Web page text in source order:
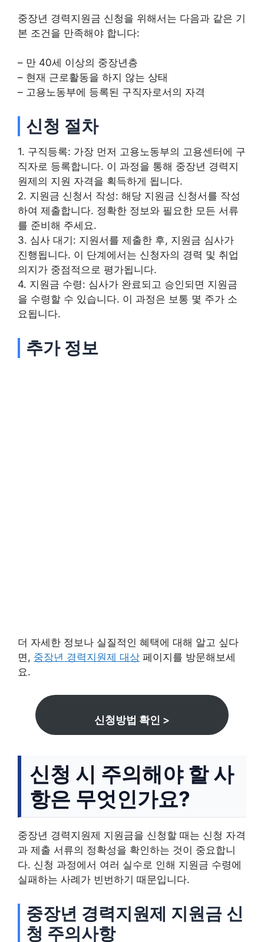
중장년 경력지원금 신청을 위해서는 다음과 같은 기
본 조건을 만족해야 합니다:
– 만 40세 이상의 중장년층
– 현재 근로활동을 하지 않는 상태
– 고용노동부에 등록된 구직자로서의 자격
신청 절차
1. 구직등록: 가장 먼저 고용노동부의 고용센터에 구
직자로 등록합니다. 이 과정을 통해 중장년 경력지
원제의 지원 자격을 획득하게 됩니다.
2. 지원금 신청서 작성: 해당 지원금 신청서를 작성
하여 제출합니다. 정확한 정보와 필요한 모든 서류
를 준비해 주세요.
3. 심사 대기: 지원서를 제출한 후, 지원금 심사가
진행됩니다. 이 단계에서는 신청자의 경력 및 취업
의지가 중점적으로 평가됩니다.
4. 지원금 수령: 심사가 완료되고 승인되면 지원금
을 수령할 수 있습니다. 이 과정은 보통 몇 주가 소
요됩니다.
추가 정보
더 자세한 정보나 실질적인 혜택에 대해 알고 싶다
면, 중장년 경력지원제 대상 페이지를 방문해보세
요.
신청방법 확인 >
신청 시 주의해야 할 사
항은 무엇인가요?
중장년 경력지원제 지원금을 신청할 때는 신청 자격
과 제출 서류의 정확성을 확인하는 것이 중요합니
다. 신청 과정에서 여러 실수로 인해 지원금 수령에
실패하는 사례가 빈번하기 때문입니다.
중장년 경력지원제 지원금 신
청 주의사항